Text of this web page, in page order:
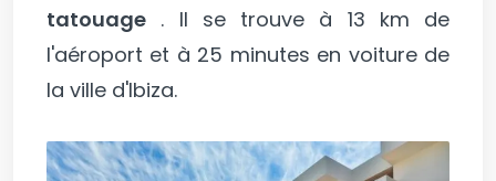
tatouage . Il se trouve à 13 km de
l'aéroport et à 25 minutes en voiture de
la ville d'Ibiza.